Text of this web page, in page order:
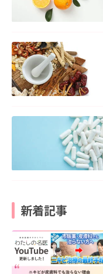
新着記事